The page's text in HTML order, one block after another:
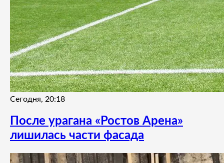
Сегодня, 20:18
После урагана «Ростов Арена»
лишилась части фасада